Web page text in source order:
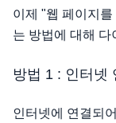
이제 "웹 페이지
는 방법에 대해 다
방법 1 : 인터넷
인터넷에 연결되